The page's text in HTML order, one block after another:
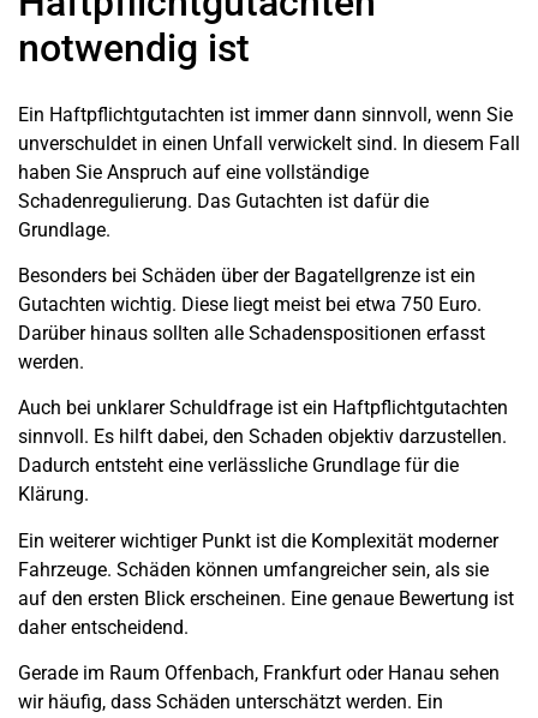
notwendig ist
Ein Haftpflichtgutachten ist immer dann sinnvoll, wenn Sie
unverschuldet in einen Unfall verwickelt sind. In diesem Fall
haben Sie Anspruch auf eine vollständige
Schadenregulierung. Das Gutachten ist dafür die
Grundlage.
Besonders bei Schäden über der Bagatellgrenze ist ein
Gutachten wichtig. Diese liegt meist bei etwa 750 Euro.
Darüber hinaus sollten alle Schadenspositionen erfasst
werden.
Auch bei unklarer Schuldfrage ist ein Haftpflichtgutachten
sinnvoll. Es hilft dabei, den Schaden objektiv darzustellen.
Dadurch entsteht eine verlässliche Grundlage für die
Klärung.
Ein weiterer wichtiger Punkt ist die Komplexität moderner
Fahrzeuge. Schäden können umfangreicher sein, als sie
auf den ersten Blick erscheinen. Eine genaue Bewertung ist
daher entscheidend.
Gerade im Raum Offenbach, Frankfurt oder Hanau sehen
wir häufig, dass Schäden unterschätzt werden. Ein